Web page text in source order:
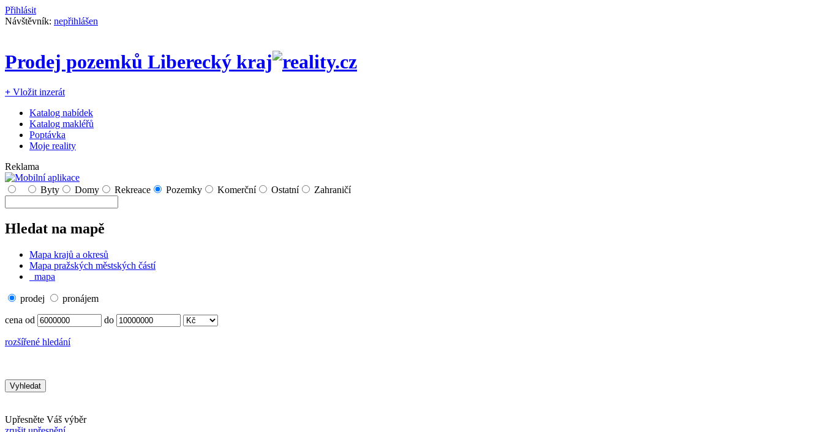
Přihlásit
Návštěvník: nepřihlášen
Prodej pozemků Liberecký kraj
+ Vložit inzerát
Katalog nabídek
Katalog makléřů
Poptávka
Moje reality
Reklama
Byty Domy Rekreace Pozemky Komerční Ostatní Zahraničí
Hledat na mapě
Mapa krajů a okresů
Mapa pražských městských částí
mapa
prodej pronájem
cena od do
rozšířené hledání
Upřesněte Váš výběr